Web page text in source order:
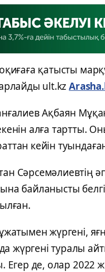
қатысты
ult.kz
Ақбаян
алға тартты.
кейін
Сәрсемәлиевтің
байланысты
жүргені,
туралы
Егер де, олар 2022